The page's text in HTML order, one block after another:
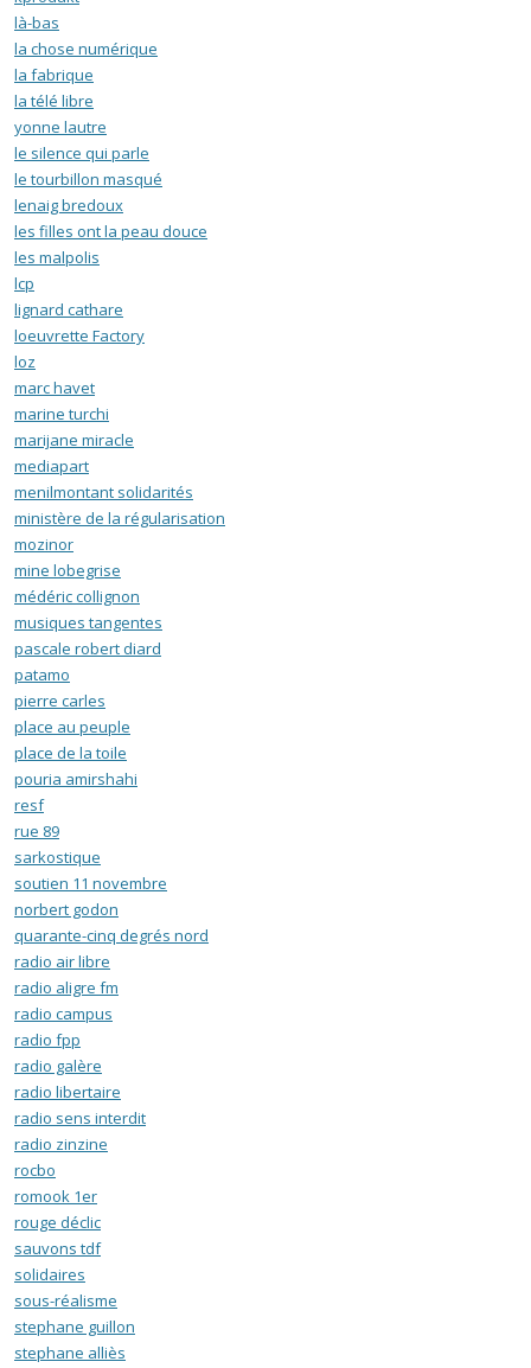
là-bas
la chose numérique
la fabrique
la télé libre
yonne lautre
le silence qui parle
le tourbillon masqué
lenaig bredoux
les filles ont la peau douce
les malpolis
lcp
lignard cathare
loeuvrette Factory
loz
marc havet
marine turchi
marijane miracle
mediapart
menilmontant solidarités
ministère de la régularisation
mozinor
mine lobegrise
médéric collignon
musiques tangentes
pascale robert diard
patamo
pierre carles
place au peuple
place de la toile
pouria amirshahi
resf
rue 89
sarkostique
soutien 11 novembre
norbert godon
quarante-cinq degrés nord
radio air libre
radio aligre fm
radio campus
radio fpp
radio galère
radio libertaire
radio sens interdit
radio zinzine
rocbo
romook 1er
rouge déclic
sauvons tdf
solidaires
sous-réalisme
stephane guillon
stephane alliès